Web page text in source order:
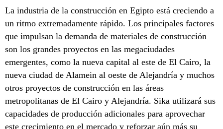
La industria de la construcción en Egipto está creciendo a
un ritmo extremadamente rápido. Los principales factores
que impulsan la demanda de materiales de construcción
son los grandes proyectos en las megaciudades
emergentes, como la nueva capital al este de El Cairo, la
nueva ciudad de Alamein al oeste de Alejandría y muchos
otros proyectos de construcción en las áreas
metropolitanas de El Cairo y Alejandría. Sika utilizará sus
capacidades de producción adicionales para aprovechar
este crecimiento en el mercado y reforzar aún más su